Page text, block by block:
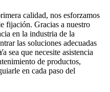
calidad, nos esforzamos
fijación. Gracias a nuestro
en la industria de la
las soluciones adecuadas
sea que necesite asistencia
de productos,
en cada paso del